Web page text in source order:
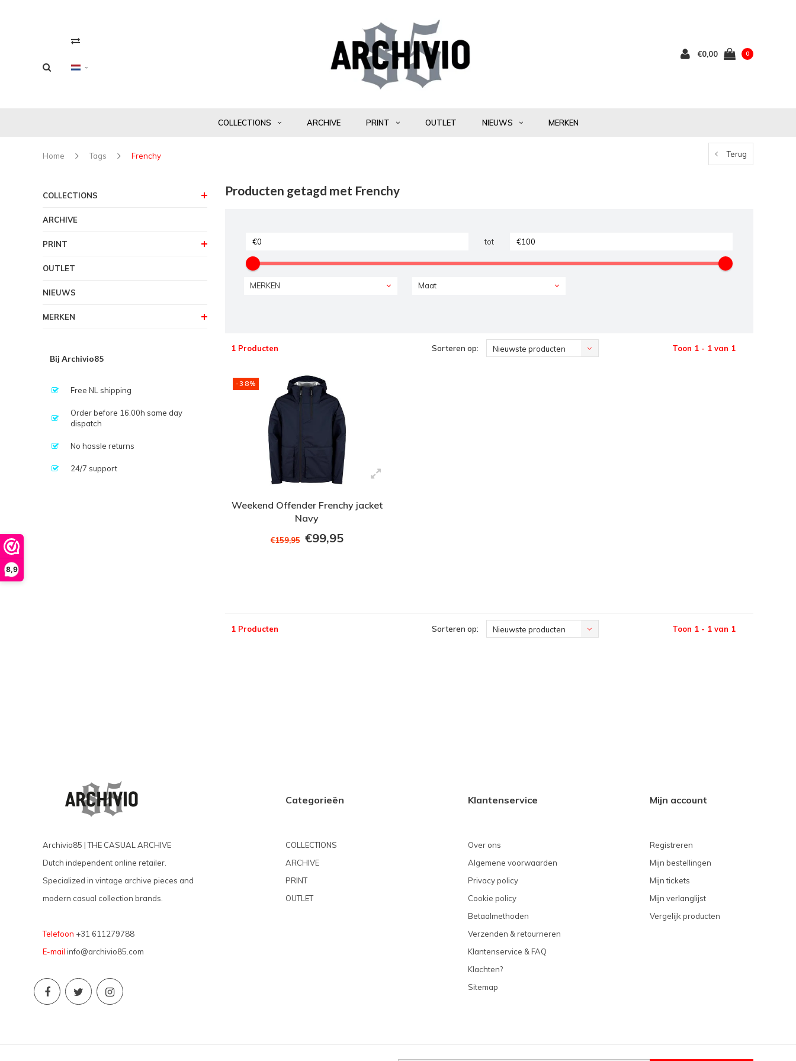
8,9
€0,00 0
COLLECTIONS ARCHIVE PRINT OUTLET NIEUWS MERKEN
Home Tags Frenchy Terug
COLLECTIONS
ARCHIVE
PRINT
OUTLET
NIEUWS
MERKEN
Bij Archivio85
Free NL shipping
Order before 16.00h same day
dispatch
No hassle returns
24/7 support
Producten getagd met Frenchy
tot
MERKEN Maat
1 Producten Sorteren op: Nieuwste producten Toon 1 - 1 van 1
-38%
Weekend Offender Frenchy jacket
Navy
€159,95 €99,95
1 Producten Sorteren op: Nieuwste producten Toon 1 - 1 van 1
Archivio85 | THE CASUAL ARCHIVE
Dutch independent online retailer.
Specialized in vintage archive pieces and
modern casual collection brands.
Telefoon +31 611279788
E-mail info@archivio85.com
Categorieën
COLLECTIONS
ARCHIVE
PRINT
OUTLET
Klantenservice
Over ons
Algemene voorwaarden
Privacy policy
Cookie policy
Betaalmethoden
Verzenden & retourneren
Klantenservice & FAQ
Klachten?
Sitemap
Mijn account
Registreren
Mijn bestellingen
Mijn tickets
Mijn verlanglijst
Vergelijk producten